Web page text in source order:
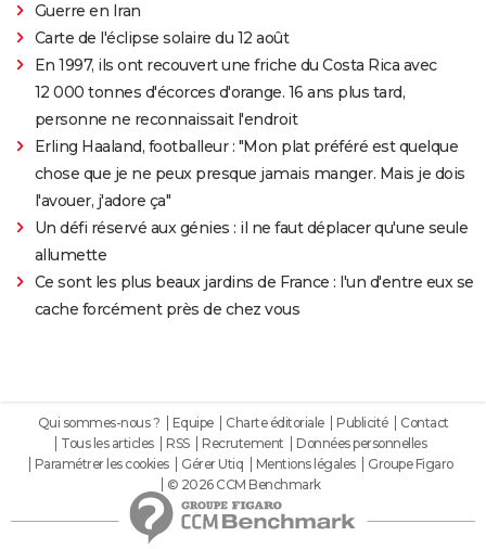
Guerre en Iran
Carte de l'éclipse solaire du 12 août
En 1997, ils ont recouvert une friche du Costa Rica avec
12 000 tonnes d'écorces d'orange. 16 ans plus tard,
personne ne reconnaissait l'endroit
Erling Haaland, footballeur : "Mon plat préféré est quelque
chose que je ne peux presque jamais manger. Mais je dois
l'avouer, j'adore ça"
Un défi réservé aux génies : il ne faut déplacer qu'une seule
allumette
Ce sont les plus beaux jardins de France : l'un d'entre eux se
cache forcément près de chez vous
Qui sommes-nous ? Equipe Charte éditoriale Publicité
Contact
Tous les articles
RSS Recrutement
Données personnelles
Paramétrer les cookies
Gérer Utiq Mentions légales
Groupe Figaro
© 2026 CCM Benchmark